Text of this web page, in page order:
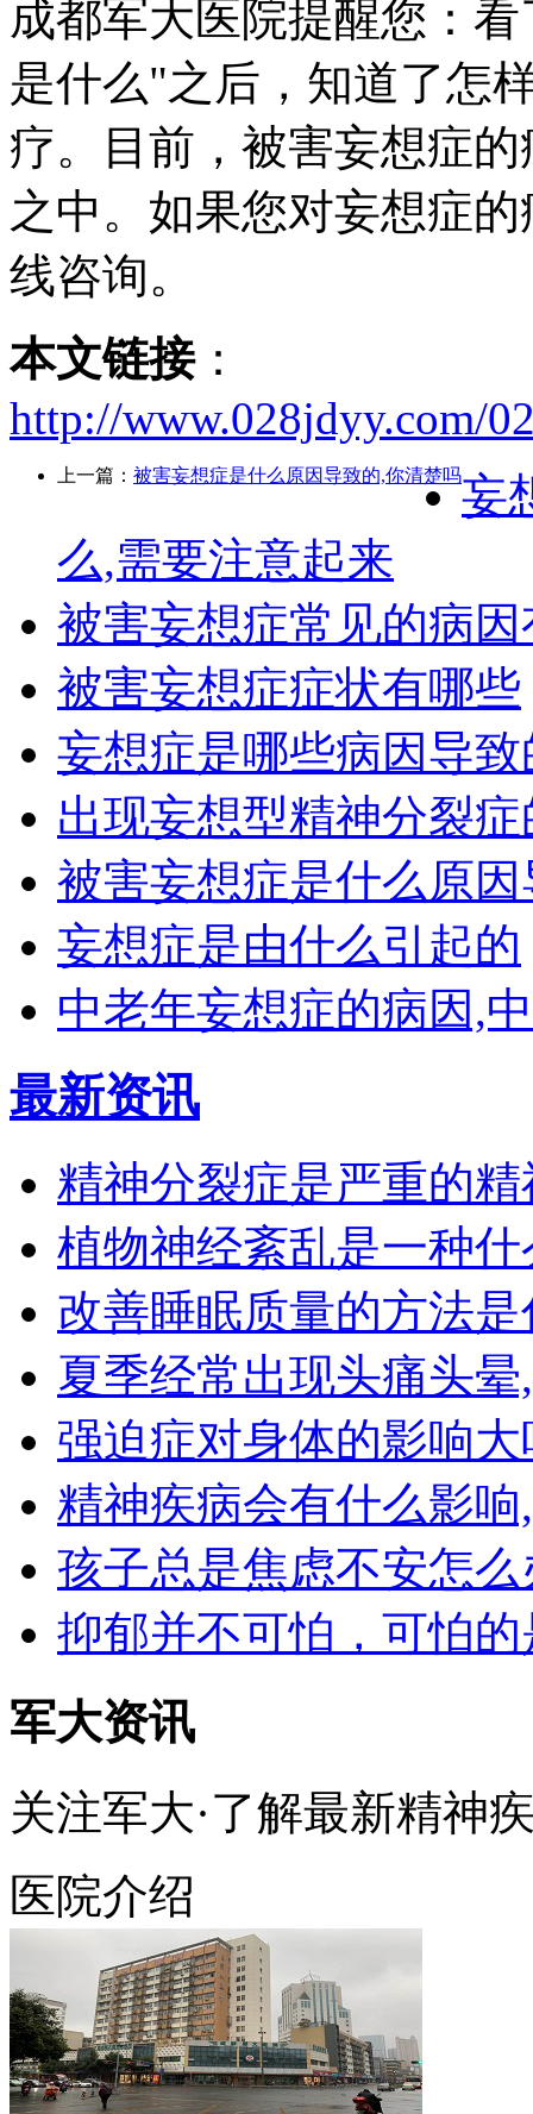
成都军大医院提醒您：
是什么"之后，知道了怎
疗。目前，被害妄想症
之中。如果您对妄想症
线咨询。
本文链接：
http://www.028jdyy.com/
上一篇： 被害妄想症是什么原因导致的,你清楚吗妄
么,需要注意起来
被害妄想症常见的病
被害妄想症症状有哪些
妄想症是哪些病因导致
出现妄想型精神分裂
被害妄想症是什么原
妄想症是由什么引起的
中老年妄想症的病因,
最新资讯
精神分裂症是严重的
植物神经紊乱是一种
改善睡眠质量的方法
夏季经常出现头痛头
强迫症对身体的影响
精神疾病会有什么影
孩子总是焦虑不安怎
抑郁并不可怕，可怕
军大资讯
关注军大·了解最新精神
医院介绍